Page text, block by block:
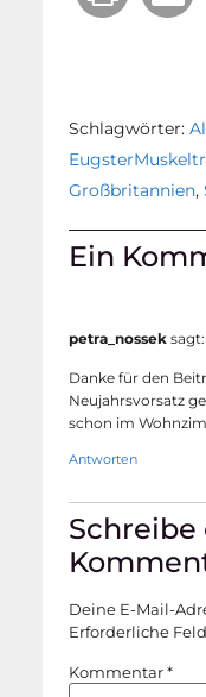
Schlagwörter:
Großbritannien,
Ein
petra_nossek sagt:
Danke für den
Neujahrsvorsatz
schon im
Antworten
Schreibe
Deine E-Mail-
Erforderliche
Kommentar*